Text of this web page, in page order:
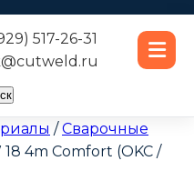
517-26-31
/Сварочные
18 4m Comfort (OKC /